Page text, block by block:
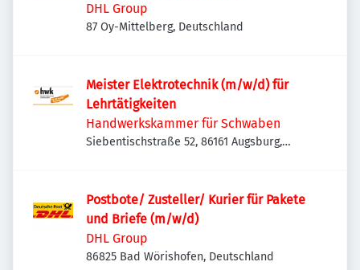
DHL Group
87 Oy-Mittelberg, Deutschland
Meister Elektrotechnik (m/w/d) für
Lehrtätigkeiten
Handwerkskammer für Schwaben
Siebentischstraße 52, 86161 Augsburg,
Postbote/ Zusteller/ Kurier für Pakete
und Briefe (m/w/d)
DHL Group
86825 Bad Wörishofen, Deutschland